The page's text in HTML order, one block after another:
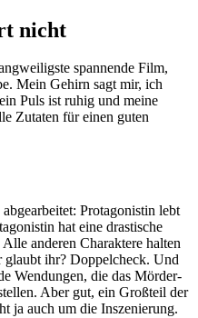
nicht
spannende Film,
Mein Gehirn sagt mir, ich
Puls ist ruhig und meine
Zutaten für einen guten
Protagonistin lebt
hat eine drastische
anderen Charaktere halten
ihr? Doppelcheck. Und
Wendungen, die das Mörder-
Aber gut, ein Großteil der
ja auch um die Inszenierung.